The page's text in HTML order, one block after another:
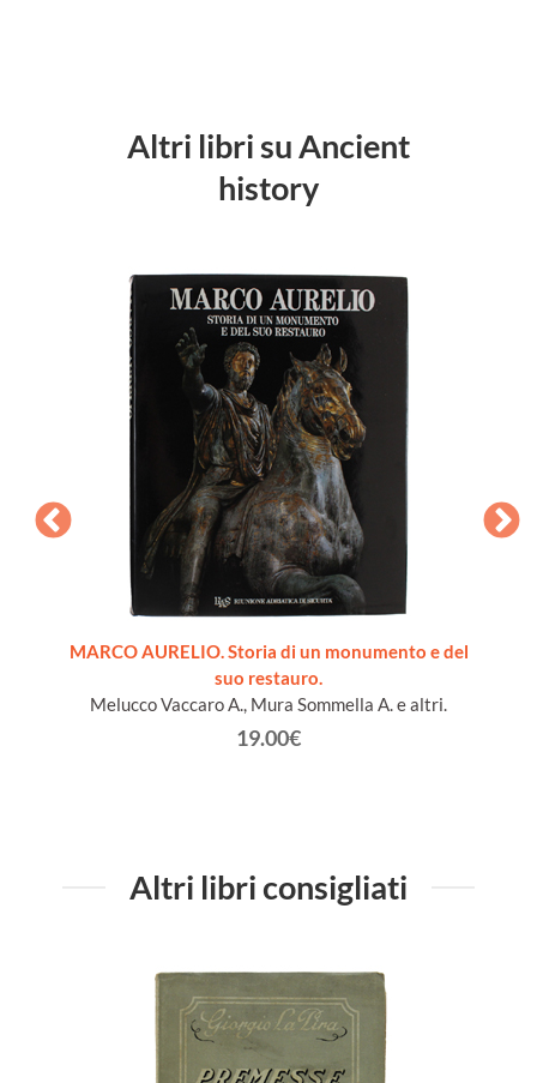
Altri libri su Ancient
history
MARCO AURELIO. Storia di un monumento e del
suo restauro.
Melucco Vaccaro A., Mura Sommella A. e altri.
19.00€
Altri libri consigliati